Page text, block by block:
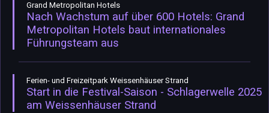
Grand Metropolitan Hotels
Nach Wachstum auf über 600 Hotels: Grand
Metropolitan Hotels baut internationales
Führungsteam aus
Ferien- und Freizeitpark Weissenhäuser Strand
Start in die Festival-Saison - Schlagerwelle 2025
am Weissenhäuser Strand